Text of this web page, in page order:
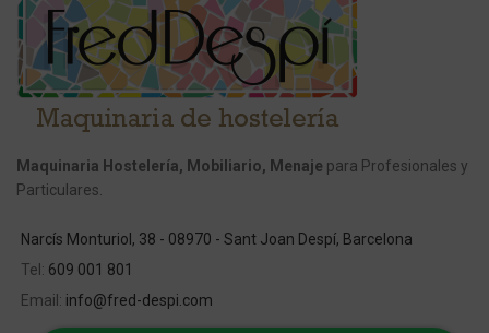
Maquinaria Hostelería, Mobiliario, Menaje para Profesionales y
Particulares.
Narcís Monturiol, 38 - 08970 - Sant Joan Despí, Barcelona
Tel: 609 001 801
Email: info@fred-despi.com